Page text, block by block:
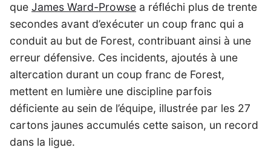
que James Ward-Prowse a réfléchi plus de trente
secondes avant d’exécuter un coup franc qui a
conduit au but de Forest, contribuant ainsi à une
erreur défensive. Ces incidents, ajoutés à une
altercation durant un coup franc de Forest,
mettent en lumière une discipline parfois
déficiente au sein de l’équipe, illustrée par les 27
cartons jaunes accumulés cette saison, un record
dans la ligue.